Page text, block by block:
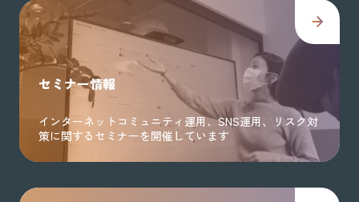
セミナー情報
インターネットコミュニティ運用、SNS運用、リスク対
策に関するセミナーを開催しています